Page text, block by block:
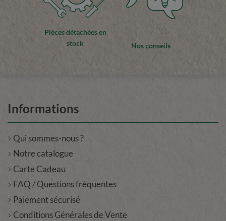
Pièces détachées en
stock
Nos conseils
Informations
Qui sommes-nous ?
Notre catalogue
Carte Cadeau
FAQ / Questions fréquentes
Paiement sécurisé
Conditions Générales de Vente